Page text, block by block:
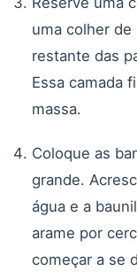
uma colher
restante das
Essa camada
massa.
Coloque as
grande.
água e a
arame por
começar a se